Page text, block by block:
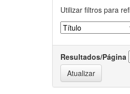
Utilizar filtros para
Resultados/Página